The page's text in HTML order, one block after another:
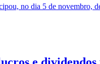
no dia 5 de novembro,